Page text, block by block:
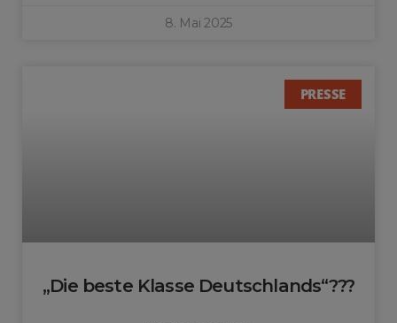
8. Mai 2025
PRESSE
„Die beste Klasse Deutschlands“???